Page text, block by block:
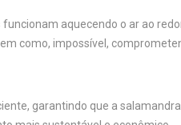
aquecendo o ar ao
como, impossível,
garantindo que a